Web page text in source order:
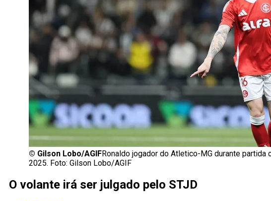
© Gilson Lobo/AGIFRonaldo jogador do Atletico-MG durante
2025. Foto: Gilson Lobo/AGIF
O volante irá ser julgado pelo STJD